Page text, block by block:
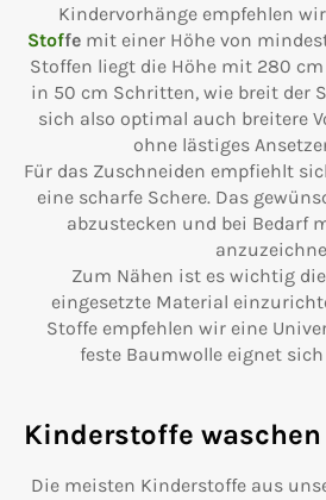
Kindervorhänge empfehlen
Stoffe mit einer Höhe von
Stoffen liegt die Höhe mit 280
in 50 cm Schritten, wie breit der
sich also optimal auch breitere
ohne lästiges
Für das Zuschneiden empfiehlt
eine scharfe Schere. Das
abzustecken und bei Bedarf
Zum Nähen ist es wichtig
eingesetzte Material
Stoffe empfehlen wir eine
feste Baumwolle eignet sich
Kinderstoffe waschen
Die meisten Kinderstoffe aus